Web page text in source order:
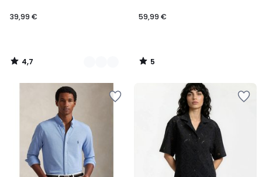
39,99 €
4,7
/
59,99 €
5
/